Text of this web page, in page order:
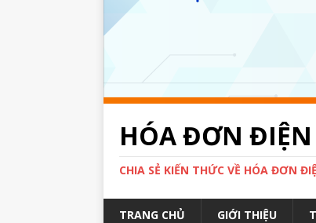
HÓA ĐƠN ĐIỆN
CHIA SẺ KIẾN THỨC VỀ HÓA ĐƠN
TRANG CHỦ GIỚI THIỆU